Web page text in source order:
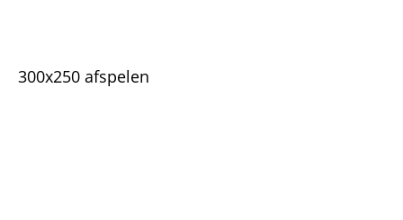
300x250 afspelen